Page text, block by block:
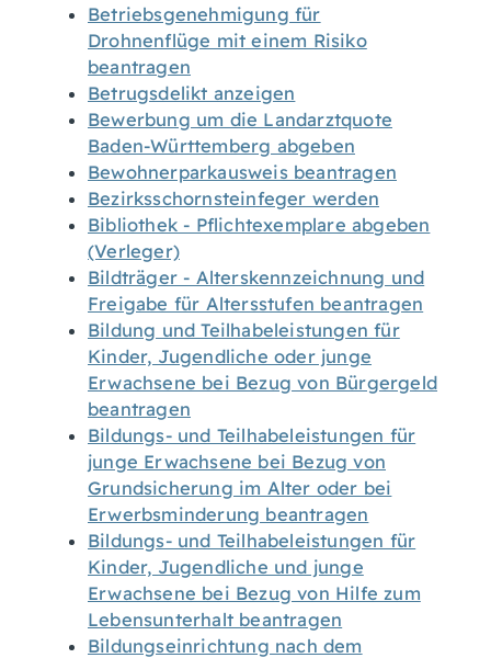
Betriebsgenehmigung für
Drohnenflüge mit einem Risiko
beantragen
Betrugsdelikt anzeigen
Bewerbung um die Landarztquote
Baden-Württemberg abgeben
Bewohnerparkausweis beantragen
Bezirksschornsteinfeger werden
Bibliothek - Pflichtexemplare abgeben
(Verleger)
Bildträger - Alterskennzeichnung und
Freigabe für Altersstufen beantragen
Bildung und Teilhabeleistungen für
Kinder, Jugendliche oder junge
Erwachsene bei Bezug von Bürgergeld
beantragen
Bildungs- und Teilhabeleistungen für
junge Erwachsene bei Bezug von
Grundsicherung im Alter oder bei
Erwerbsminderung beantragen
Bildungs- und Teilhabeleistungen für
Kinder, Jugendliche und junge
Erwachsene bei Bezug von Hilfe zum
Lebensunterhalt beantragen
Bildungseinrichtung nach dem